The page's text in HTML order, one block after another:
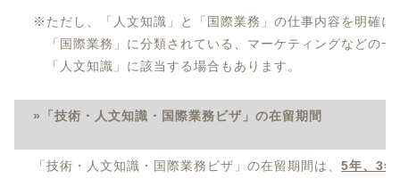
※ただし、「人文知識」と「国際業務」の仕事内容を明確に
「国際業務」に分類されている、マーケティングなどの一
「人文知識」に該当する場合もあります。
»「技術・人文知識・国際業務ビザ」の在留期間
「技術・人文知識・国際業務ビザ」の在留期間は、 5年、3